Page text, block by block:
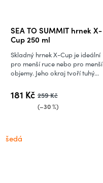
SEA TO SUMMIT hrnek X-
Cup 250 ml
181 Kč 259 Kč
(–30 %)
Skladný hrnek X-Cup je ideální
pro menší ruce nebo pro menší
objemy. Jeho okraj tvoří tuhý...
šedá